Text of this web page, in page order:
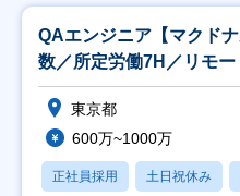
QAエンジニア【マクド
数／所定労働7H／リモー
東京都
600万~1000万
正社員採用 土日祝休み